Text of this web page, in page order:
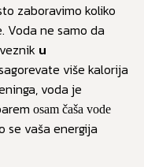
zaboravimo koliko
Voda ne samo da
u
više kalorija
voda je
osam čaša vode
se vaša energija